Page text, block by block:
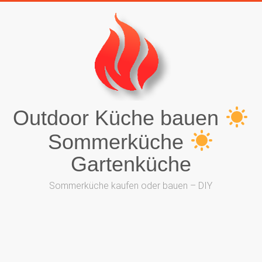
Outdoor Küche bauen
Sommerküche
Gartenküche
Sommerküche kaufen oder bauen – DIY